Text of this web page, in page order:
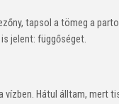
tapsol a tömeg a
jelent: függőséget.
vízben. Hátul álltam, mert